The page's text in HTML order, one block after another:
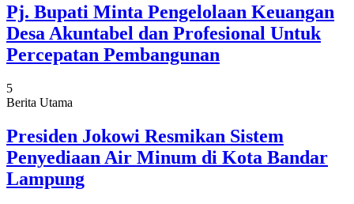
Pj. Bupati Minta Pengelolaan Keuangan
Desa Akuntabel dan Profesional Untuk
Percepatan Pembangunan
5
Berita Utama
Presiden Jokowi Resmikan Sistem
Penyediaan Air Minum di Kota Bandar
Lampung